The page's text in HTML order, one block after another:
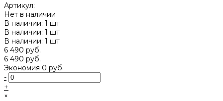
Артикул:
Нет в наличии
В наличии: 1 шт
В наличии: 1 шт
В наличии: 1 шт
6 490 руб.
6 490 руб.
Экономия 0 руб.
-
+
×